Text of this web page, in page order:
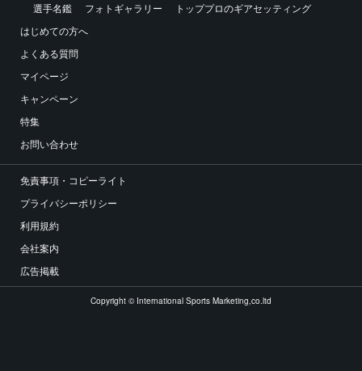
選手名鑑
フォトギャラリー
トッププロのギアセッティング
はじめての方へ
よくある質問
マイページ
キャンペーン
特集
お問い合わせ
免責事項・コピーライト
プライバシーポリシー
利用規約
会社案内
広告掲載
Copyright © International Sports Marketing,co.ltd